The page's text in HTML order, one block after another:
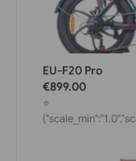
EU-F20 Pro
€899.00
⭐